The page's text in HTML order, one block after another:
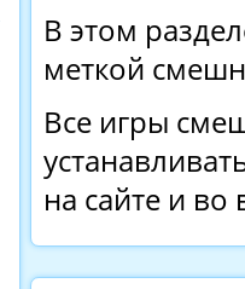
В этом
меткой
Все игры
на сайте и